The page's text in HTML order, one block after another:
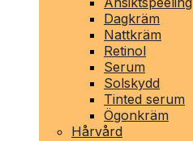
Dagkräm
Nattkräm
Retinol
Serum
Solskydd
Tinted serum
Ögonkräm
Hårvård